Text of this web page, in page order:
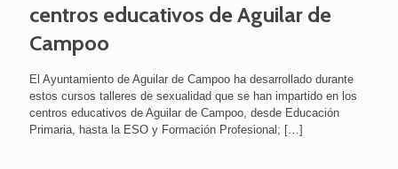
centros educativos de Aguilar de
Campoo
El Ayuntamiento de Aguilar de Campoo ha desarrollado durante
estos cursos talleres de sexualidad que se han impartido en los
centros educativos de Aguilar de Campoo, desde Educación
Primaria, hasta la ESO y Formación Profesional; […]